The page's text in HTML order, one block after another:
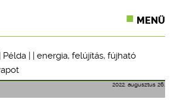
MENÜ
TERMÉKKIÍRÁS
Példa | | energia, felújítás, fújható
2022. augusztus 26.